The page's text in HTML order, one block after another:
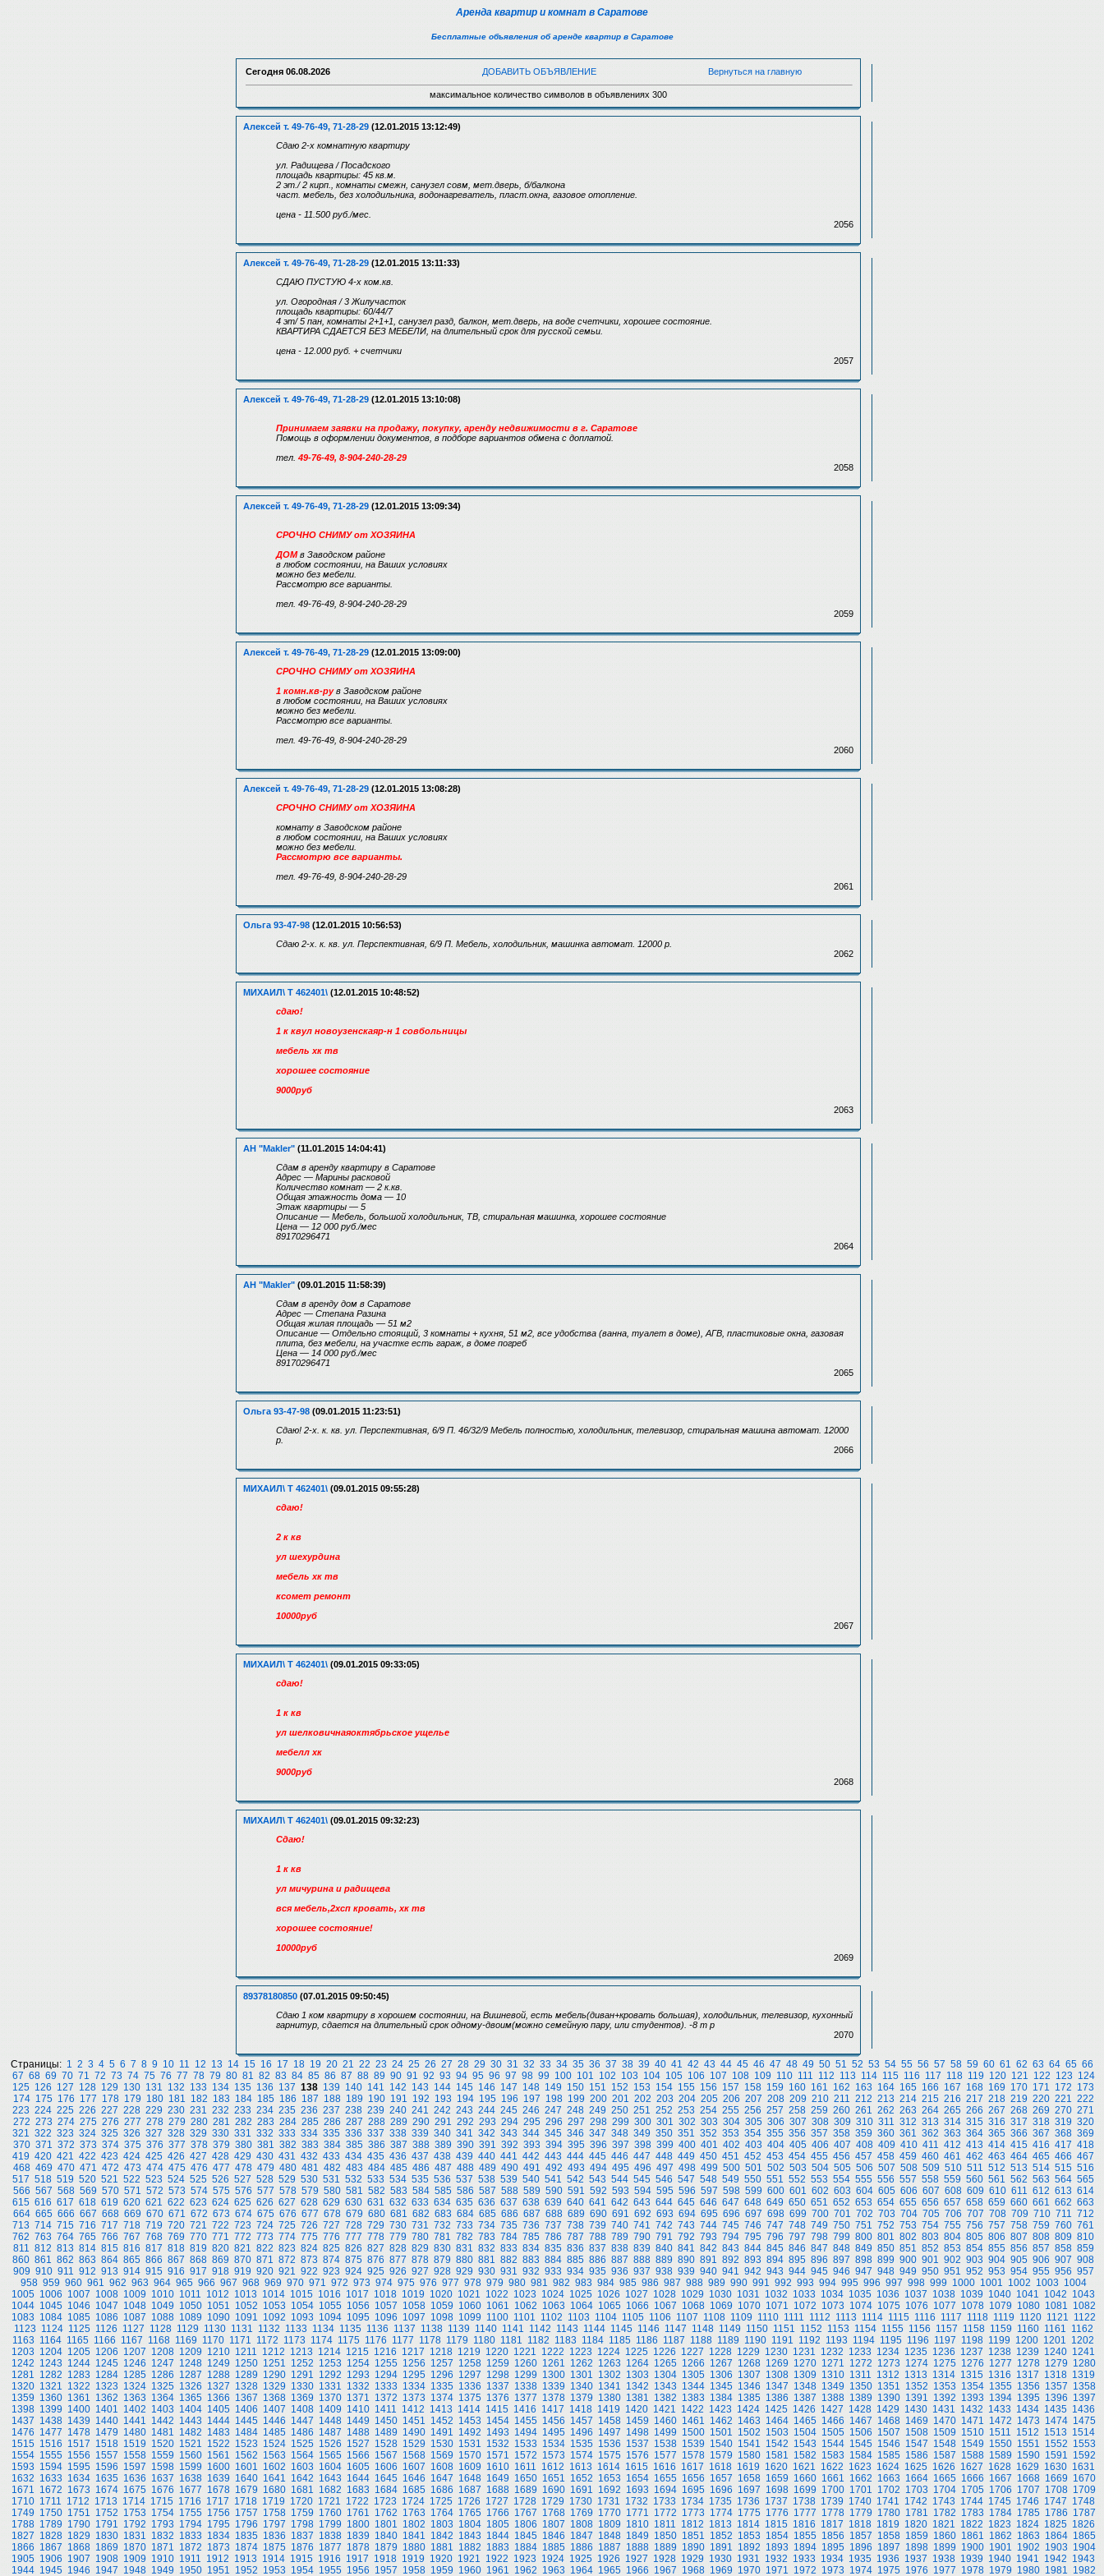
Аренда квартир и комнат в Саратове
Бесплатные объявления об аренде квартир в Саратове
Сегодня 06.08.2026 ДОБАВИТЬ ОБЪЯВЛЕНИЕ Вернуться на главную
максимальное количество символов в объявлениях 300
Алексей т. 49-76-49, 71-28-29 (12.01.2015 13:12:49)
Сдаю 2-х комнатную квартиру
ул. Радищева / Посадского
площадь квартиры: 45 кв.м.
2 эт./ 2 кирп., комнаты смежн, санузел совм, мет.дверь, б/балкона
част. мебель, без холодильника, водонагреватель, пласт.окна, газовое отопление.
цена - 11.500 руб./мес.
2056
Алексей т. 49-76-49, 71-28-29 (12.01.2015 13:11:33)
СДАЮ ПУСТУЮ 4-х ком.кв.
ул. Огородная / 3 Жилучасток
площадь квартиры: 60/44/7
4 эт/ 5 пан, комнаты 2+1+1, санузел разд, балкон, мет.дверь, на воде счетчики, хорошее состояние.
КВАРТИРА СДАЕТСЯ БЕЗ МЕБЕЛИ, на длительный срок для русской семьи.
цена - 12.000 руб. + счетчики
2057
Алексей т. 49-76-49, 71-28-29 (12.01.2015 13:10:08)
Принимаем заявки на продажу, покупку, аренду недвижимости в г. Саратове
Помощь в оформлении документов, в подборе вариантов обмена с доплатой.
тел. 49-76-49, 8-904-240-28-29
2058
Алексей т. 49-76-49, 71-28-29 (12.01.2015 13:09:34)
СРОЧНО СНИМУ от ХОЗЯИНА
ДОМв Заводском районе
в любом состоянии, на Ваших условиях
можно без мебели.
Рассмотрю все варианты.
тел. 49-76-49, 8-904-240-28-29
2059
Алексей т. 49-76-49, 71-28-29 (12.01.2015 13:09:00)
СРОЧНО СНИМУ от ХОЗЯИНА
1 комн.кв-рув Заводском районе
в любом состоянии, на Ваших условиях
можно без мебели.
Рассмотрю все варианты.
тел. 49-76-49, 8-904-240-28-29
2060
Алексей т. 49-76-49, 71-28-29 (12.01.2015 13:08:28)
СРОЧНО СНИМУ от ХОЗЯИНА
комнату в Заводском районе
в любом состоянии, на Ваших условиях
можно без мебели.
Рассмотрю все варианты.
тел. 49-76-49, 8-904-240-28-29
2061
Ольга 93-47-98 (12.01.2015 10:56:53)
Сдаю 2-х. к. кв. ул. Перспективная, 6/9 П. Мебель, холодильник, машинка автомат. 12000 р.
2062
МИХАИЛ\ Т 462401\ (12.01.2015 10:48:52)
сдаю!
1 к квул новоузенскаяр-н 1 совбольницы
мебель хк тв
хорошее состояние
9000руб
2063
АН "Makler" (11.01.2015 14:04:41)
Сдам в аренду квартиру в Саратове
Адрес — Марины расковой
Количество комнат — 2 к.кв.
Общая этажность дома — 10
Этаж квартиры — 5
Описание — Мебель, большой холодильник, ТВ, стиральная машинка, хорошее состояние
Цена — 12 000 руб./мес
89170296471
2064
АН "Makler" (09.01.2015 11:58:39)
Сдам в аренду дом в Саратове
Адрес — Степана Разина
Общая жилая площадь — 51 м2
Описание — Отдельно стоящий, 3 комнаты + кухня, 51 м2, все удобства (ванна, туалет в доме), АГВ, пластиковые окна, газовая
плита, без мебели, на участке есть гараж, в доме погреб
Цена — 14 000 руб./мес
89170296471
2065
Ольга 93-47-98 (09.01.2015 11:23:51)
Сдаю! 2-х. к. кв. ул. Перспективная, 6/9 П. 46/32/9 Мебель полностью, холодильник, телевизор, стиральная машина автомат. 12000
р.
2066
МИХАИЛ\ Т 462401\ (09.01.2015 09:55:28)
сдаю!
2 к кв
ул шехурдина
мебель хк тв
ксомет ремонт
10000руб
2067
МИХАИЛ\ Т 462401\ (09.01.2015 09:33:05)
сдаю!
1 к кв
ул шелковичнаяоктябрьское ущелье
мебелл хк
9000руб
2068
МИХАИЛ\ Т 462401\ (09.01.2015 09:32:23)
Сдаю!
1 к кв
ул мичурина и радищева
вся мебель,2хсп кровать, хк тв
хорошее состояние!
10000руб
2069
89378180850 (07.01.2015 09:50:45)
Сдаю 1 ком квартиру в хорошем состоянии, на Вишневой, есть мебель(диван+кровать большая), холодильник, телевизор, кухонный
гарнитур, сдается на длительный срок одному-двоим(можно семейную пару, или студентов). -8 т р
2070
Страницы: 1 2 3 4 5 6 7 8 9 10 11 12 13 14 15 16 17 18 19 20 21 22 23 24 25 26 27 28 29 30 31 32 33 34 35 36 37 38 39 40 41 42 43 44 45 46 47 48 49 50 51 52 53 54 55 56 57 58 59 60 61 62 63 64 65 66
67 68 69 70 71 72 73 74 75 76 77 78 79 80 81 82 83 84 85 86 87 88 89 90 91 92 93 94 95 96 97 98 99 100 101 102 103 104 105 106 107 108 109 110 111 112 113 114 115 116 117 118 119 120 121 122 123 124
125 126 127 128 129 130 131 132 133 134 135 136 137 138 139 140 141 142 143 144 145 146 147 148 149 150 151 152 153 154 155 156 157 158 159 160 161 162 163 164 165 166 167 168 169 170 171 172 173
174 175 176 177 178 179 180 181 182 183 184 185 186 187 188 189 190 191 192 193 194 195 196 197 198 199 200 201 202 203 204 205 206 207 208 209 210 211 212 213 214 215 216 217 218 219 220 221 222
223 224 225 226 227 228 229 230 231 232 233 234 235 236 237 238 239 240 241 242 243 244 245 246 247 248 249 250 251 252 253 254 255 256 257 258 259 260 261 262 263 264 265 266 267 268 269 270 271
272 273 274 275 276 277 278 279 280 281 282 283 284 285 286 287 288 289 290 291 292 293 294 295 296 297 298 299 300 301 302 303 304 305 306 307 308 309 310 311 312 313 314 315 316 317 318 319 320
321 322 323 324 325 326 327 328 329 330 331 332 333 334 335 336 337 338 339 340 341 342 343 344 345 346 347 348 349 350 351 352 353 354 355 356 357 358 359 360 361 362 363 364 365 366 367 368 369
370 371 372 373 374 375 376 377 378 379 380 381 382 383 384 385 386 387 388 389 390 391 392 393 394 395 396 397 398 399 400 401 402 403 404 405 406 407 408 409 410 411 412 413 414 415 416 417 418
419 420 421 422 423 424 425 426 427 428 429 430 431 432 433 434 435 436 437 438 439 440 441 442 443 444 445 446 447 448 449 450 451 452 453 454 455 456 457 458 459 460 461 462 463 464 465 466 467
468 469 470 471 472 473 474 475 476 477 478 479 480 481 482 483 484 485 486 487 488 489 490 491 492 493 494 495 496 497 498 499 500 501 502 503 504 505 506 507 508 509 510 511 512 513 514 515 516
517 518 519 520 521 522 523 524 525 526 527 528 529 530 531 532 533 534 535 536 537 538 539 540 541 542 543 544 545 546 547 548 549 550 551 552 553 554 555 556 557 558 559 560 561 562 563 564 565
566 567 568 569 570 571 572 573 574 575 576 577 578 579 580 581 582 583 584 585 586 587 588 589 590 591 592 593 594 595 596 597 598 599 600 601 602 603 604 605 606 607 608 609 610 611 612 613 614
615 616 617 618 619 620 621 622 623 624 625 626 627 628 629 630 631 632 633 634 635 636 637 638 639 640 641 642 643 644 645 646 647 648 649 650 651 652 653 654 655 656 657 658 659 660 661 662 663
664 665 666 667 668 669 670 671 672 673 674 675 676 677 678 679 680 681 682 683 684 685 686 687 688 689 690 691 692 693 694 695 696 697 698 699 700 701 702 703 704 705 706 707 708 709 710 711 712
713 714 715 716 717 718 719 720 721 722 723 724 725 726 727 728 729 730 731 732 733 734 735 736 737 738 739 740 741 742 743 744 745 746 747 748 749 750 751 752 753 754 755 756 757 758 759 760 761
762 763 764 765 766 767 768 769 770 771 772 773 774 775 776 777 778 779 780 781 782 783 784 785 786 787 788 789 790 791 792 793 794 795 796 797 798 799 800 801 802 803 804 805 806 807 808 809 810
811 812 813 814 815 816 817 818 819 820 821 822 823 824 825 826 827 828 829 830 831 832 833 834 835 836 837 838 839 840 841 842 843 844 845 846 847 848 849 850 851 852 853 854 855 856 857 858 859
860 861 862 863 864 865 866 867 868 869 870 871 872 873 874 875 876 877 878 879 880 881 882 883 884 885 886 887 888 889 890 891 892 893 894 895 896 897 898 899 900 901 902 903 904 905 906 907 908
909 910 911 912 913 914 915 916 917 918 919 920 921 922 923 924 925 926 927 928 929 930 931 932 933 934 935 936 937 938 939 940 941 942 943 944 945 946 947 948 949 950 951 952 953 954 955 956 957
958 959 960 961 962 963 964 965 966 967 968 969 970 971 972 973 974 975 976 977 978 979 980 981 982 983 984 985 986 987 988 989 990 991 992 993 994 995 996 997 998 999 1000 1001 1002 1003 1004
1005 1006 1007 1008 1009 1010 1011 1012 1013 1014 1015 1016 1017 1018 1019 1020 1021 1022 1023 1024 1025 1026 1027 1028 1029 1030 1031 1032 1033 1034 1035 1036 1037 1038 1039 1040 1041 1042 1043
1044 1045 1046 1047 1048 1049 1050 1051 1052 1053 1054 1055 1056 1057 1058 1059 1060 1061 1062 1063 1064 1065 1066 1067 1068 1069 1070 1071 1072 1073 1074 1075 1076 1077 1078 1079 1080 1081 1082
1083 1084 1085 1086 1087 1088 1089 1090 1091 1092 1093 1094 1095 1096 1097 1098 1099 1100 1101 1102 1103 1104 1105 1106 1107 1108 1109 1110 1111 1112 1113 1114 1115 1116 1117 1118 1119 1120 1121 1122
1123 1124 1125 1126 1127 1128 1129 1130 1131 1132 1133 1134 1135 1136 1137 1138 1139 1140 1141 1142 1143 1144 1145 1146 1147 1148 1149 1150 1151 1152 1153 1154 1155 1156 1157 1158 1159 1160 1161 1162
1163 1164 1165 1166 1167 1168 1169 1170 1171 1172 1173 1174 1175 1176 1177 1178 1179 1180 1181 1182 1183 1184 1185 1186 1187 1188 1189 1190 1191 1192 1193 1194 1195 1196 1197 1198 1199 1200 1201 1202
1203 1204 1205 1206 1207 1208 1209 1210 1211 1212 1213 1214 1215 1216 1217 1218 1219 1220 1221 1222 1223 1224 1225 1226 1227 1228 1229 1230 1231 1232 1233 1234 1235 1236 1237 1238 1239 1240 1241
1242 1243 1244 1245 1246 1247 1248 1249 1250 1251 1252 1253 1254 1255 1256 1257 1258 1259 1260 1261 1262 1263 1264 1265 1266 1267 1268 1269 1270 1271 1272 1273 1274 1275 1276 1277 1278 1279 1280
1281 1282 1283 1284 1285 1286 1287 1288 1289 1290 1291 1292 1293 1294 1295 1296 1297 1298 1299 1300 1301 1302 1303 1304 1305 1306 1307 1308 1309 1310 1311 1312 1313 1314 1315 1316 1317 1318 1319
1320 1321 1322 1323 1324 1325 1326 1327 1328 1329 1330 1331 1332 1333 1334 1335 1336 1337 1338 1339 1340 1341 1342 1343 1344 1345 1346 1347 1348 1349 1350 1351 1352 1353 1354 1355 1356 1357 1358
1359 1360 1361 1362 1363 1364 1365 1366 1367 1368 1369 1370 1371 1372 1373 1374 1375 1376 1377 1378 1379 1380 1381 1382 1383 1384 1385 1386 1387 1388 1389 1390 1391 1392 1393 1394 1395 1396 1397
1398 1399 1400 1401 1402 1403 1404 1405 1406 1407 1408 1409 1410 1411 1412 1413 1414 1415 1416 1417 1418 1419 1420 1421 1422 1423 1424 1425 1426 1427 1428 1429 1430 1431 1432 1433 1434 1435 1436
1437 1438 1439 1440 1441 1442 1443 1444 1445 1446 1447 1448 1449 1450 1451 1452 1453 1454 1455 1456 1457 1458 1459 1460 1461 1462 1463 1464 1465 1466 1467 1468 1469 1470 1471 1472 1473 1474 1475
1476 1477 1478 1479 1480 1481 1482 1483 1484 1485 1486 1487 1488 1489 1490 1491 1492 1493 1494 1495 1496 1497 1498 1499 1500 1501 1502 1503 1504 1505 1506 1507 1508 1509 1510 1511 1512 1513 1514
1515 1516 1517 1518 1519 1520 1521 1522 1523 1524 1525 1526 1527 1528 1529 1530 1531 1532 1533 1534 1535 1536 1537 1538 1539 1540 1541 1542 1543 1544 1545 1546 1547 1548 1549 1550 1551 1552 1553
1554 1555 1556 1557 1558 1559 1560 1561 1562 1563 1564 1565 1566 1567 1568 1569 1570 1571 1572 1573 1574 1575 1576 1577 1578 1579 1580 1581 1582 1583 1584 1585 1586 1587 1588 1589 1590 1591 1592
1593 1594 1595 1596 1597 1598 1599 1600 1601 1602 1603 1604 1605 1606 1607 1608 1609 1610 1611 1612 1613 1614 1615 1616 1617 1618 1619 1620 1621 1622 1623 1624 1625 1626 1627 1628 1629 1630 1631
1632 1633 1634 1635 1636 1637 1638 1639 1640 1641 1642 1643 1644 1645 1646 1647 1648 1649 1650 1651 1652 1653 1654 1655 1656 1657 1658 1659 1660 1661 1662 1663 1664 1665 1666 1667 1668 1669 1670
1671 1672 1673 1674 1675 1676 1677 1678 1679 1680 1681 1682 1683 1684 1685 1686 1687 1688 1689 1690 1691 1692 1693 1694 1695 1696 1697 1698 1699 1700 1701 1702 1703 1704 1705 1706 1707 1708 1709
1710 1711 1712 1713 1714 1715 1716 1717 1718 1719 1720 1721 1722 1723 1724 1725 1726 1727 1728 1729 1730 1731 1732 1733 1734 1735 1736 1737 1738 1739 1740 1741 1742 1743 1744 1745 1746 1747 1748
1749 1750 1751 1752 1753 1754 1755 1756 1757 1758 1759 1760 1761 1762 1763 1764 1765 1766 1767 1768 1769 1770 1771 1772 1773 1774 1775 1776 1777 1778 1779 1780 1781 1782 1783 1784 1785 1786 1787
1788 1789 1790 1791 1792 1793 1794 1795 1796 1797 1798 1799 1800 1801 1802 1803 1804 1805 1806 1807 1808 1809 1810 1811 1812 1813 1814 1815 1816 1817 1818 1819 1820 1821 1822 1823 1824 1825 1826
1827 1828 1829 1830 1831 1832 1833 1834 1835 1836 1837 1838 1839 1840 1841 1842 1843 1844 1845 1846 1847 1848 1849 1850 1851 1852 1853 1854 1855 1856 1857 1858 1859 1860 1861 1862 1863 1864 1865
1866 1867 1868 1869 1870 1871 1872 1873 1874 1875 1876 1877 1878 1879 1880 1881 1882 1883 1884 1885 1886 1887 1888 1889 1890 1891 1892 1893 1894 1895 1896 1897 1898 1899 1900 1901 1902 1903 1904
1905 1906 1907 1908 1909 1910 1911 1912 1913 1914 1915 1916 1917 1918 1919 1920 1921 1922 1923 1924 1925 1926 1927 1928 1929 1930 1931 1932 1933 1934 1935 1936 1937 1938 1939 1940 1941 1942 1943
1944 1945 1946 1947 1948 1949 1950 1951 1952 1953 1954 1955 1956 1957 1958 1959 1960 1961 1962 1963 1964 1965 1966 1967 1968 1969 1970 1971 1972 1973 1974 1975 1976 1977 1978 1979 1980 1981 1982